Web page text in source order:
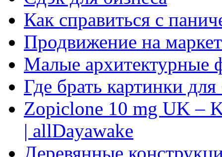
Как справиться с
Продвижение на
Малые архитектурные
Где брать картинки
Zopiclone 10 mg UK –
| allDayawake
Деревянные